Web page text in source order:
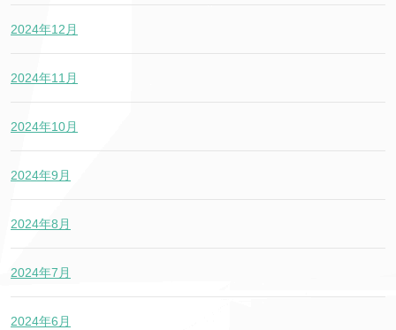
2024年12月
2024年11月
2024年10月
2024年9月
2024年8月
2024年7月
2024年6月